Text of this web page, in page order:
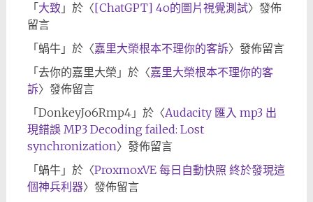
「 大致 」於〈[ChatGPT] 4o的圖片視覺測試〉發佈
留言
「 蝸牛」於〈嘉里大榮根本不理你的客訴〉發佈留言
「 去你的嘉里大榮 」於〈嘉里大榮根本不理你的客
訴〉發佈留言
「 DonkeyJo6Rmp4」於〈Audacity 匯入 mp3 出
現錯誤 MP3 Decoding failed: Lost
synchronization〉發佈留言
「 蝸牛」於〈ProxmoxVE 每日自動快照 終於發現這
個神兵利器〉發佈留言